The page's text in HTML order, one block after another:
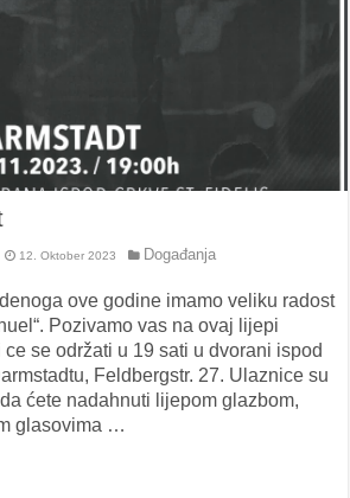
12. Oktober 2023 Događanja
ove godine imamo veliku radost
Pozivamo vas na ovaj lijepi
se održati u 19 sati u dvorani ispod
Feldbergstr. 27. Ulaznice su
ćete nadahnuti lijepom glazbom,
glasovima …